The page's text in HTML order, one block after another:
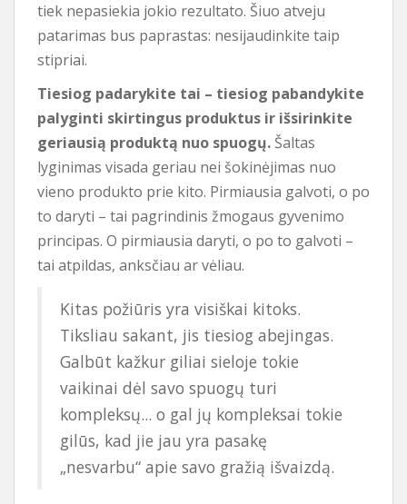
tiek nepasiekia jokio rezultato. Šiuo atveju
patarimas bus paprastas: nesijaudinkite taip
stipriai.
Tiesiog padarykite tai – tiesiog pabandykite
palyginti skirtingus produktus ir išsirinkite
geriausią produktą nuo spuogų. Šaltas
lyginimas visada geriau nei šokinėjimas nuo
vieno produkto prie kito. Pirmiausia galvoti, o po
to daryti – tai pagrindinis žmogaus gyvenimo
principas. O pirmiausia daryti, o po to galvoti –
tai atpildas, anksčiau ar vėliau.
Kitas požiūris yra visiškai kitoks.
Tiksliau sakant, jis tiesiog abejingas.
Galbūt kažkur giliai sieloje tokie
vaikinai dėl savo spuogų turi
kompleksų... o gal jų kompleksai tokie
gilūs, kad jie jau yra pasakę
„nesvarbu“ apie savo gražią išvaizdą.